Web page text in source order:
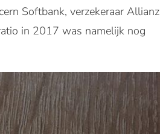
Softbank, verzekeraar Allianz
in 2017 was namelijk nog